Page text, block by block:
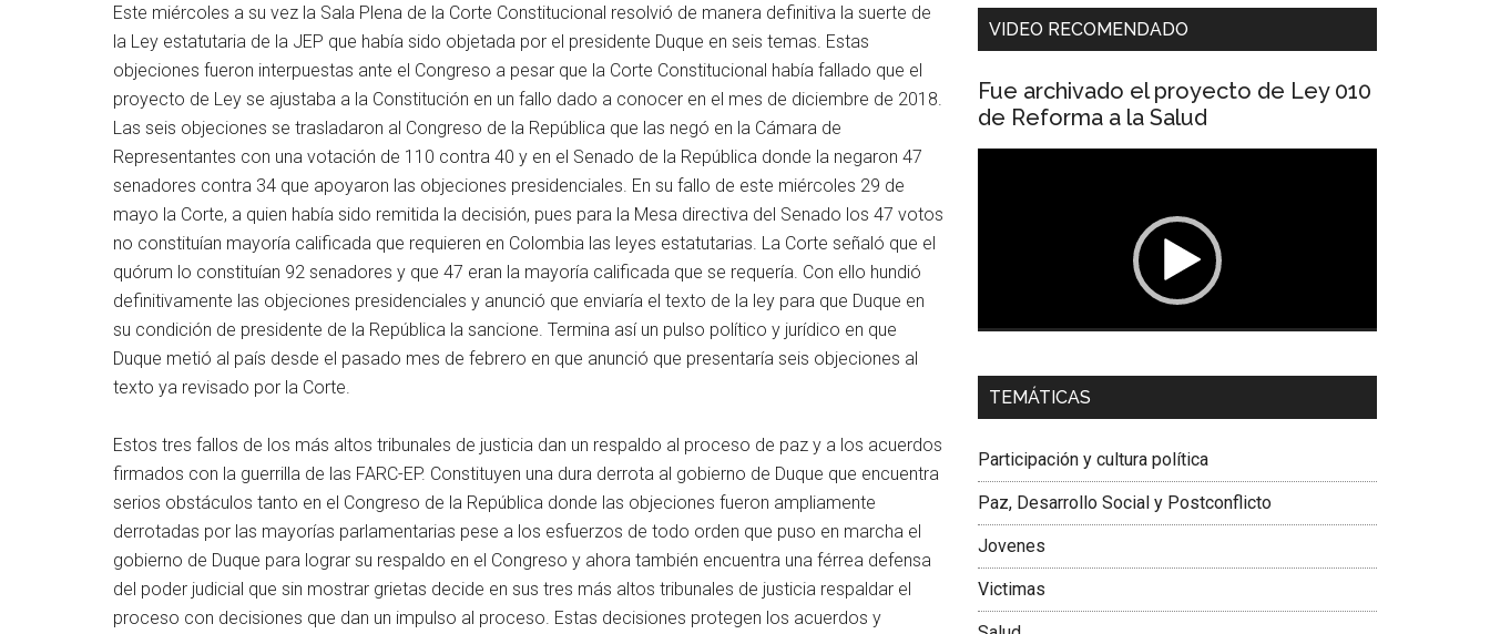
Este miércoles a su vez la Sala Plena de la Corte Constitucional resolvió de manera definitiva la suerte de
la Ley estatutaria de la JEP que había sido objetada por el presidente Duque en seis temas. Estas
objeciones fueron interpuestas ante el Congreso a pesar que la Corte Constitucional había fallado que el
proyecto de Ley se ajustaba a la Constitución en un fallo dado a conocer en el mes de diciembre de 2018.
Las seis objeciones se trasladaron al Congreso de la República que las negó en la Cámara de
Representantes con una votación de 110 contra 40 y en el Senado de la República donde la negaron 47
senadores contra 34 que apoyaron las objeciones presidenciales. En su fallo de este miércoles 29 de
mayo la Corte, a quien había sido remitida la decisión, pues para la Mesa directiva del Senado los 47 votos
no constituían mayoría calificada que requieren en Colombia las leyes estatutarias. La Corte señaló que el
quórum lo constituían 92 senadores y que 47 eran la mayoría calificada que se requería. Con ello hundió
definitivamente las objeciones presidenciales y anunció que enviaría el texto de la ley para que Duque en
su condición de presidente de la República la sancione. Termina así un pulso político y jurídico en que
Duque metió al país desde el pasado mes de febrero en que anunció que presentaría seis objeciones al
texto ya revisado por la Corte.
Estos tres fallos de los más altos tribunales de justicia dan un respaldo al proceso de paz y a los acuerdos
firmados con la guerrilla de las FARC-EP. Constituyen una dura derrota al gobierno de Duque que encuentra
serios obstáculos tanto en el Congreso de la República donde las objeciones fueron ampliamente
derrotadas por las mayorías parlamentarias pese a los esfuerzos de todo orden que puso en marcha el
gobierno de Duque para lograr su respaldo en el Congreso y ahora también encuentra una férrea defensa
del poder judicial que sin mostrar grietas decide en sus tres más altos tribunales de justicia respaldar el
proceso con decisiones que dan un impulso al proceso. Estas decisiones protegen los acuerdos y
VIDEO RECOMENDADO
Fue archivado el proyecto de Ley 010
de Reforma a la Salud
Dra. Carolina Corcho Mejía,
Latinoamericana Sur, Vicepresidenta Federación
TEMÁTICAS
Participación y cultura política
Paz, Desarrollo Social y Postconflicto
Jovenes
Victimas